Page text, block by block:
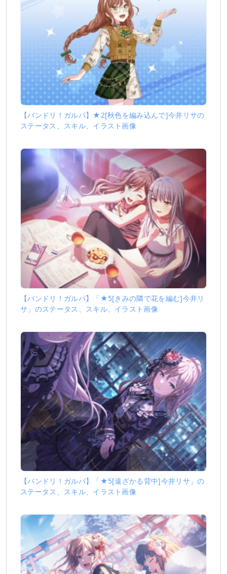
【バンドリ！ガルパ】★2[秋色を編み込んで]今井リサの
ステータス、スキル、イラスト画像
【バンドリ！ガルパ】「★5[きみの隣で花を編む]今井リ
サ」のステータス、スキル、イラスト画像
【バンドリ！ガルパ】「★5[遠ざかる背中]今井リサ」の
ステータス、スキル、イラスト画像